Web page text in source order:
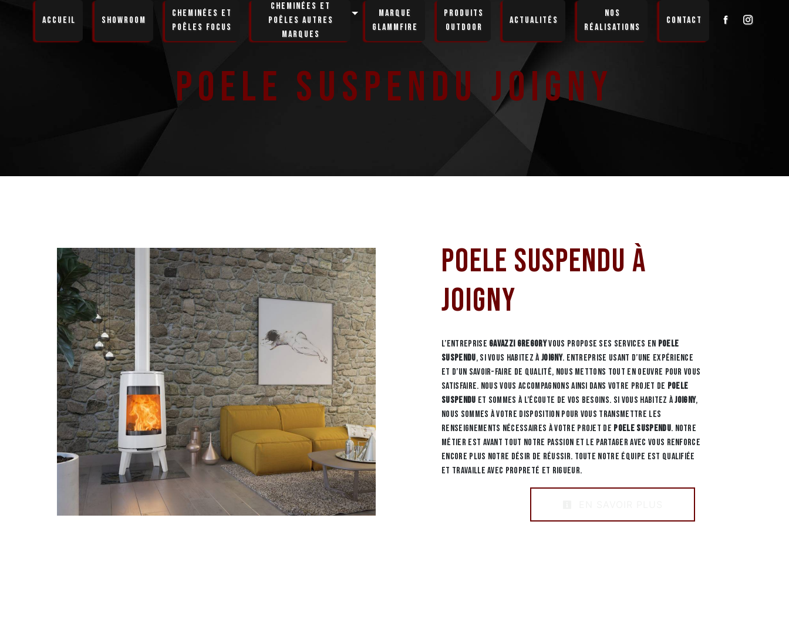
Accueil Showroom
Cheminées et
Poêles Focus
Cheminées et
poêles autres
marques
Marque
GlammFire
Produits
Outdoor
Actualités
Nos
réalisations
Contact
Poele suspendu Joigny
Poele suspendu à
Joigny
L’entreprise GAVAZZI GREGORYvous propose ses services en Poele
suspendu, si vous habitez àJoigny. Entreprise usant d’une expérience
et d’un savoir-faire de qualité, nous mettons tout en oeuvre pour vous
satisfaire. Nous vous accompagnons ainsi dans votre projet de Poele
suspendu et sommes à l’écoute de vos besoins. Si vous habitez àJoigny,
nous sommes à votre disposition pour vous transmettre les
renseignements nécessaires à votre projet de Poele suspendu. Notre
métier est avant tout notre passion et le partager avec vous renforce
encore plus notre désir de réussir. Toute notre équipe est qualifiée
et travaille avec propreté et rigueur.